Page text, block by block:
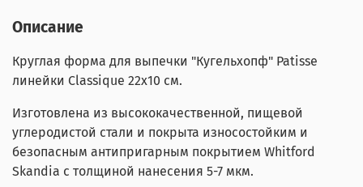
Описание
Круглая форма для выпечки "Кугельхопф" Patisse
линейки Classique 22х10 см.
Изготовлена из высококачественной, пищевой
углеродистой стали и покрыта износостойким и
безопасным антипригарным покрытием Whitford
Skandia с толщиной нанесения 5-7 мкм.